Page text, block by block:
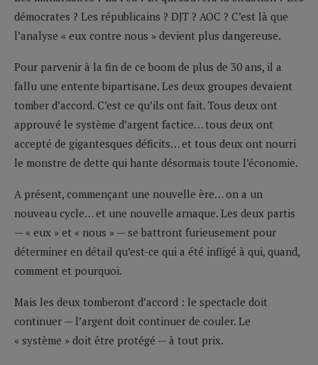
démocrates ? Les républicains ? DJT ? AOC ? C’est là que
l’analyse « eux contre nous » devient plus dangereuse.
Pour parvenir à la fin de ce boom de plus de 30 ans, il a
fallu une entente bipartisane. Les deux groupes devaient
tomber d’accord. C’est ce qu’ils ont fait. Tous deux ont
approuvé le système d’argent factice… tous deux ont
accepté de gigantesques déficits… et tous deux ont nourri
le monstre de dette qui hante désormais toute l’économie.
A présent, commençant une nouvelle ère… on a un
nouveau cycle… et une nouvelle arnaque. Les deux partis
— « eux » et « nous » — se battront furieusement pour
déterminer en détail qu’est-ce qui a été infligé à qui, quand,
comment et pourquoi.
Mais les deux tomberont d’accord : le spectacle doit
continuer — l’argent doit continuer de couler. Le
« système » doit être protégé — à tout prix.